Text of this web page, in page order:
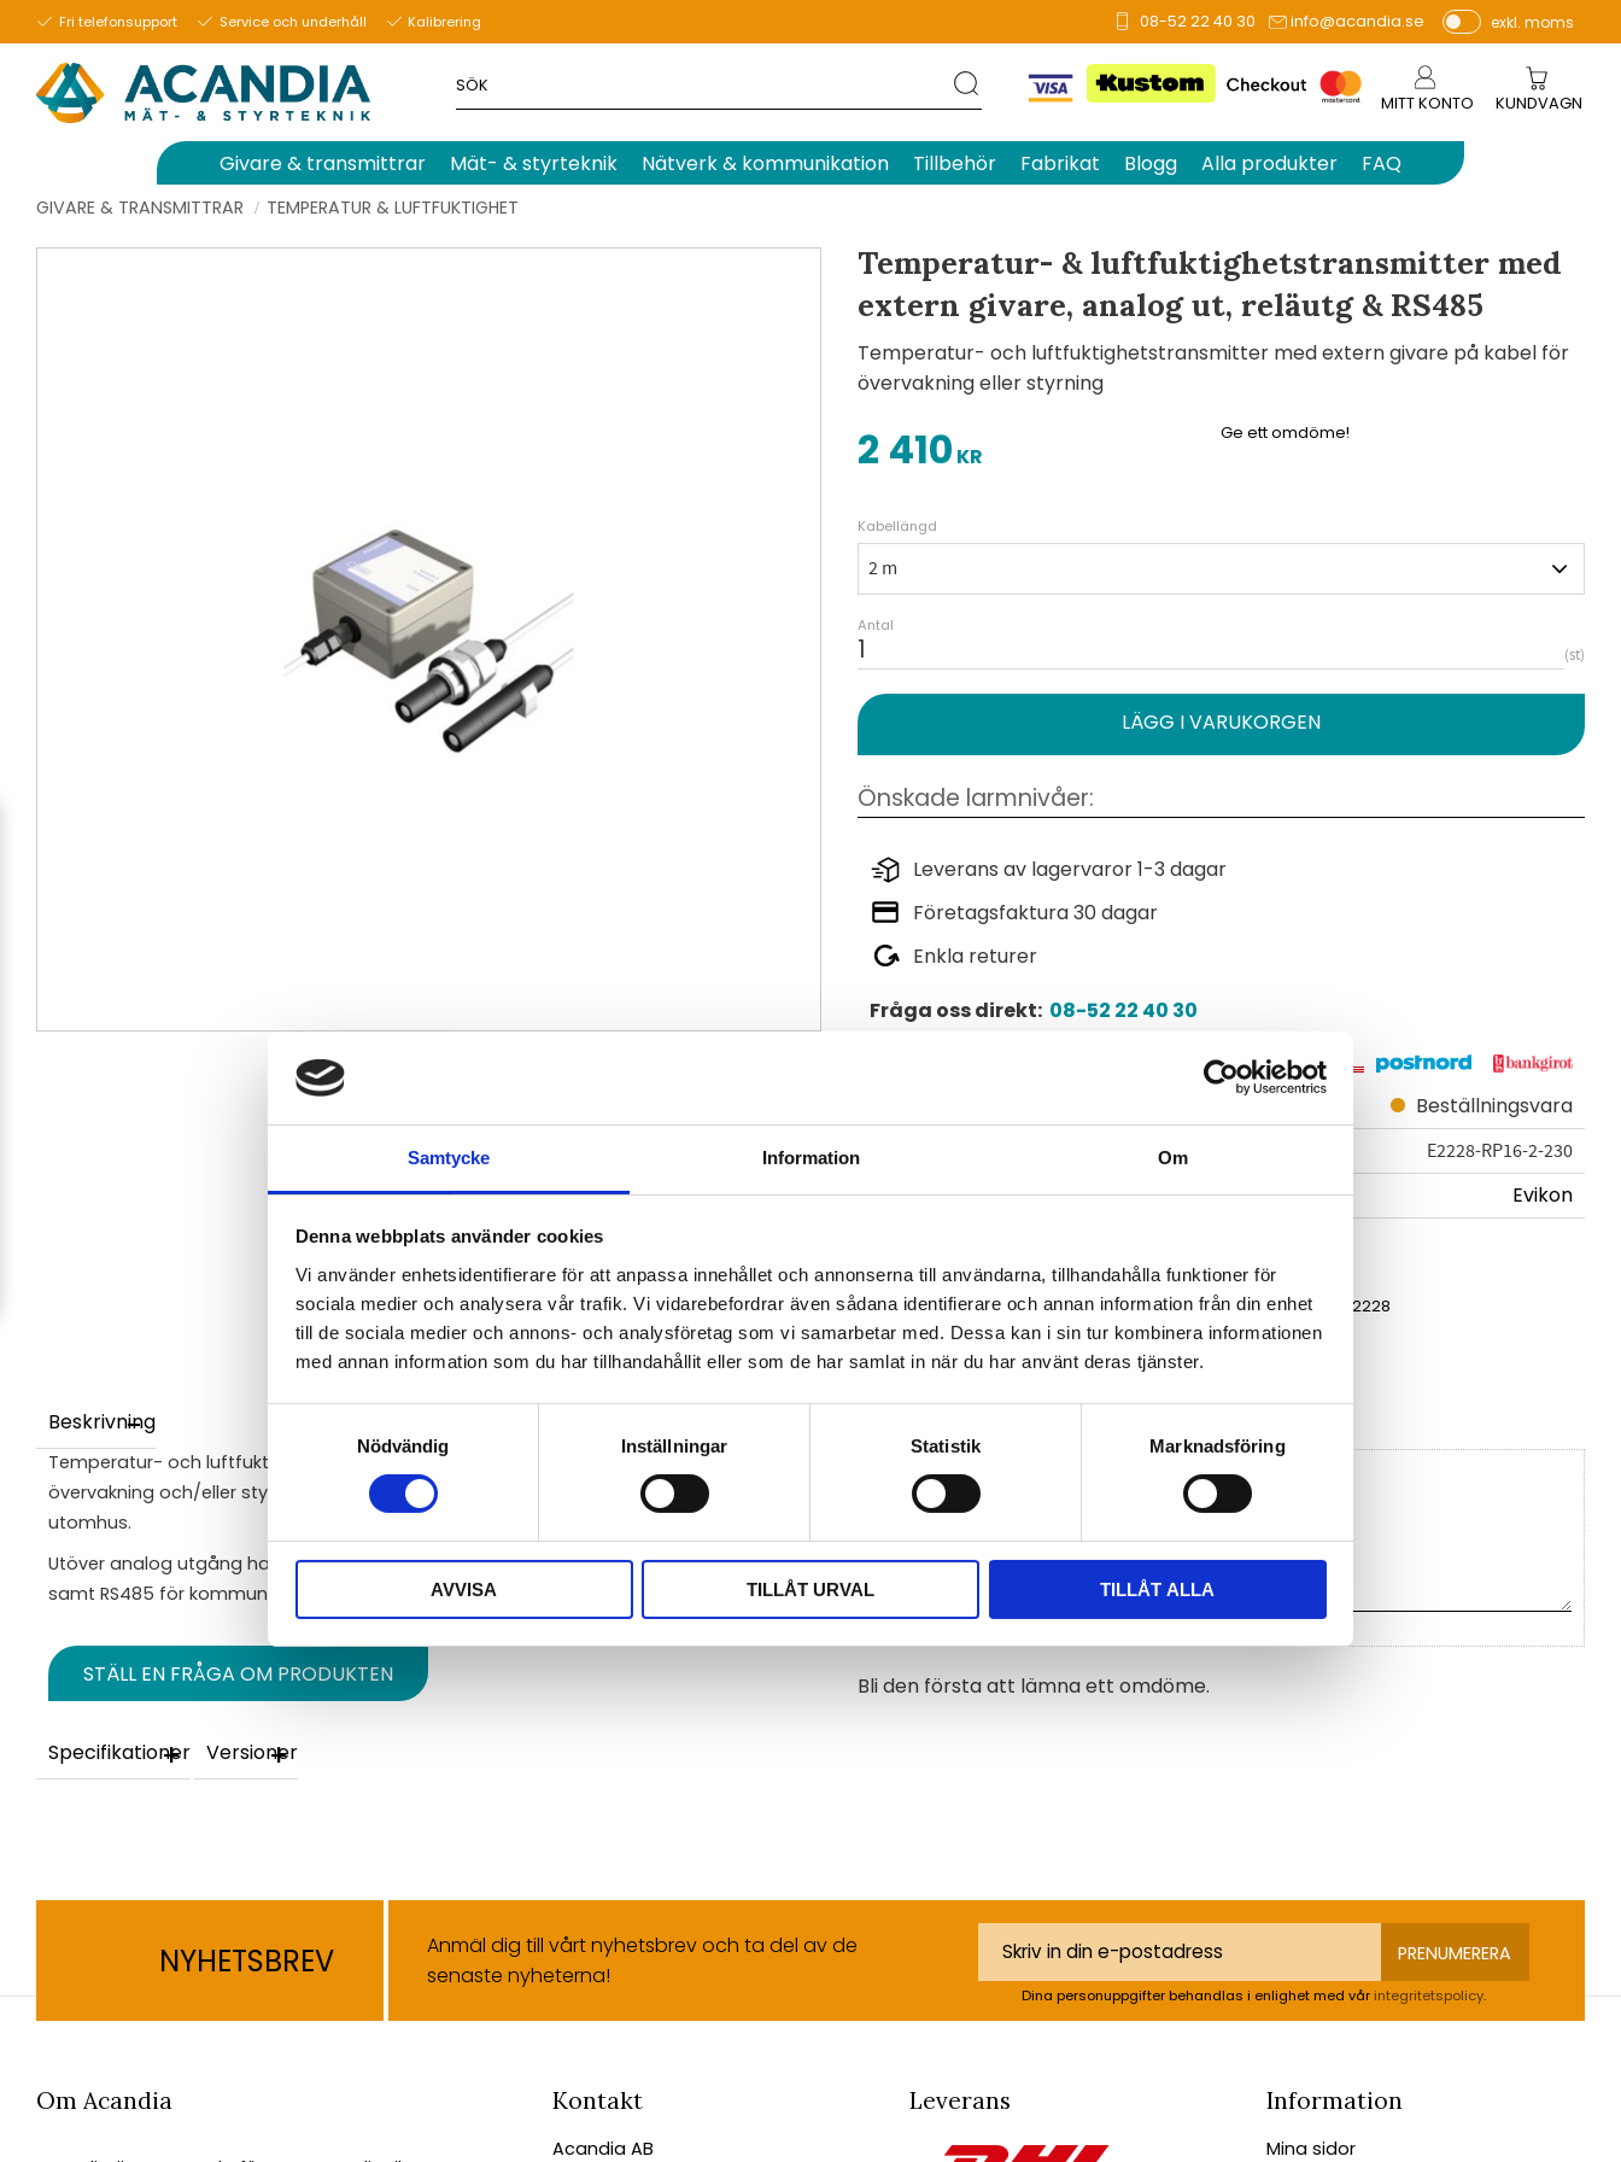
Samtycke Information Om
Denna webbplats använder cookies
Vi använder enhetsidentifierare för att anpassa innehållet och annonserna till användarna, tillhandahålla funktioner för
sociala medier och analysera vår trafik. Vi vidarebefordrar även sådana identifierare och annan information från din enhet
till de sociala medier och annons- och analysföretag som vi samarbetar med. Dessa kan i sin tur kombinera informationen
med annan information som du har tillhandahållit eller som de har samlat in när du har använt deras tjänster.
Nödvändig
Inställningar Statistik Marknadsföring
AVVISA TILLÅT URVAL TILLÅT ALLA
Fri telefonsupport Service och underhåll Kalibrering 08-52 22 40 30 info@acandia.se
P
e
r
vi
s
exkl. moms
MITT KONTO KUNDVAGN
Givare & transmittrar Mät- & styrteknik Nätverk & kommunikation Tillbehör Fabrikat Blogg Alla produkter FAQ
GIVARE & TRANSMITTRAR TEMPERATUR & LUFTFUKTIGHET
Temperatur- & luftfuktighetstransmitter​ med
extern givare, analog ut, reläutg & RS485
Temperatur- och luftfuktighetstransmitter med extern givare på kabel för
övervakning eller styrning
2 410 KR
Kabellängd
Antal
st
Leverans av lagervaror 1-3 dagar
Företagsfaktura 30 dagar
Enkla returer
Fråga oss direkt: 08-52 22 40 30
Beställningsvara
E2228-RP16-2-230
Tillverkare
Evikon
Dokument
Manual E2228 Datablad E2228
Visa alla produkter från Evikon
Ge ett omdöme!
Beskrivning
Temperatur- och luftfuktighetstransmitter med extern givare på 2,5 eller 5 m kabel för
övervakning och/eller styrning av klimat i t.ex. industrilokaler, lager, kyl och frysrum eller
utomhus.
Utöver analog utgång har transmittern två reläutgångar för styrning eller larm/status
samt RS485 för kommunikation med överordnat system.
STÄLL EN FRÅGA OM PRODUKTEN
Specifikationer Versioner
Baserat på 0 betyg.
Bli den första att lämna ett omdöme.
NYHETSBREV
Anmäl dig till vårt nyhetsbrev och ta del av de
senaste nyheterna!
PRENUMERERA
Dina personuppgifter behandlas i enlighet med vår integritetspolicy.
Om Acandia Kontakt
Acandia AB
Leverans Information
Mina sidor